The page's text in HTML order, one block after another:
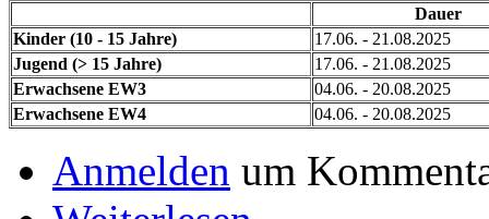
Dauer
Kinder (10 - 15 Jahre)
17.06. - 21.08.2025
Jugend (> 15 Jahre)
17.06. - 21.08.2025
Erwachsene EW3
04.06. - 20.08.2025
Erwachsene EW4
04.06. - 20.08.2025
Anmelden um